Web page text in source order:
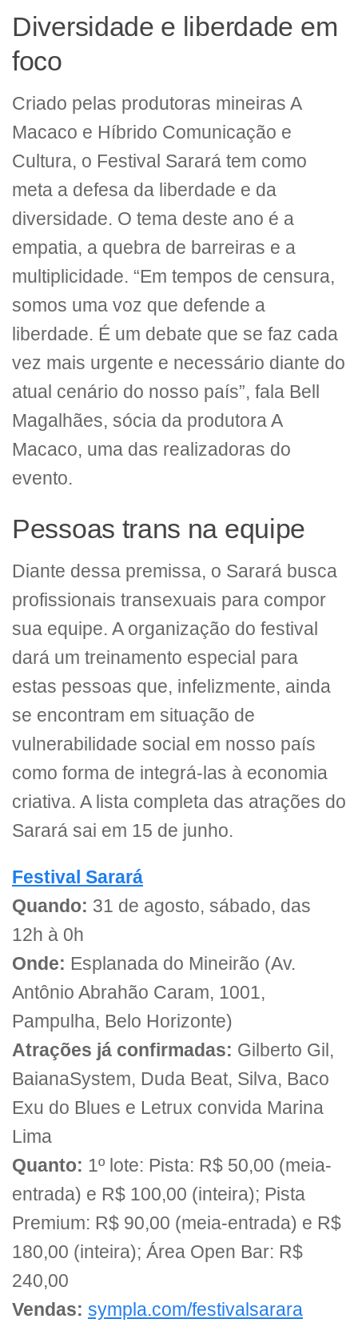
Diversidade e liberdade em
foco
Criado pelas produtoras mineiras A
Macaco e Híbrido Comunicação e
Cultura, o Festival Sarará tem como
meta a defesa da liberdade e da
diversidade. O tema deste ano é a
empatia, a quebra de barreiras e a
multiplicidade. “Em tempos de censura,
somos uma voz que defende a
liberdade. É um debate que se faz cada
vez mais urgente e necessário diante do
atual cenário do nosso país”, fala Bell
Magalhães, sócia da produtora A
Macaco, uma das realizadoras do
evento.
Pessoas trans na equipe
Diante dessa premissa, o Sarará busca
profissionais transexuais para compor
sua equipe. A organização do festival
dará um treinamento especial para
estas pessoas que, infelizmente, ainda
se encontram em situação de
vulnerabilidade social em nosso país
como forma de integrá-las à economia
criativa. A lista completa das atrações do
Sarará sai em 15 de junho.
Festival Sarará
Quando: 31 de agosto, sábado, das
12h à 0h
Onde: Esplanada do Mineirão (Av.
Antônio Abrahão Caram, 1001,
Pampulha, Belo Horizonte)
Atrações já confirmadas: Gilberto Gil,
BaianaSystem, Duda Beat, Silva, Baco
Exu do Blues e Letrux convida Marina
Lima
Quanto: 1º lote: Pista: R$ 50,00 (meia-
entrada) e R$ 100,00 (inteira); Pista
Premium: R$ 90,00 (meia-entrada) e R$
180,00 (inteira); Área Open Bar: R$
240,00
Vendas: sympla.com/festivalsarara